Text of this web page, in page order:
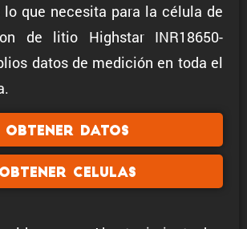
lo que necesita para la célula de
de litio Highstar INR18650-
datos de medición en toda el
Obtener datos
Obtener celulas